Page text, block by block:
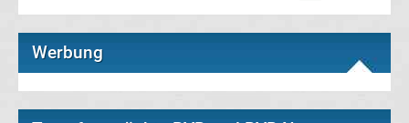
Transfergerüchte
SpVgg
Werbung